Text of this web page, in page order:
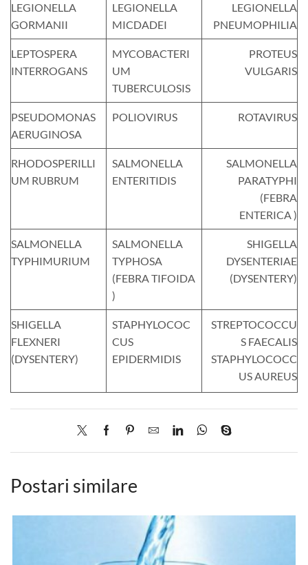
LEGIONELLA
GORMANII
LEGIONELLA
MICDADEI
LEGIONELLA
PNEUMOPHILIA
LEPTOSPERA
INTERROGANS
MYCOBACTERI
UM
TUBERCULOSIS
PROTEUS
VULGARIS
PSEUDOMONAS
AERUGINOSA
POLIOVIRUS ROTAVIRUS
RHODOSPERILLI
UM RUBRUM
SALMONELLA
ENTERITIDIS
SALMONELLA
PARATYPHI
(FEBRA
ENTERICA )
SALMONELLA
TYPHIMURIUM
SALMONELLA
TYPHOSA
(FEBRA TIFOIDA
)
SHIGELLA
DYSENTERIAE
(DYSENTERY)
SHIGELLA
FLEXNERI
(DYSENTERY)
STAPHYLOCOC
CUS
EPIDERMIDIS
STREPTOCOCCU
S FAECALIS
STAPHYLOCOCC
US AUREUS
Postari similare